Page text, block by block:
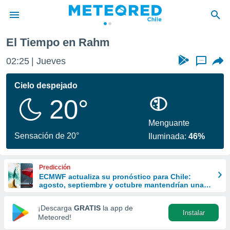
de
por
se
calidad.
a este
las
y
forma
digital
basada
El Tiempo en Rahm
02:25 Jueves ...
Cielo despejado
20°
Sensación de 20°
Menguante
Iluminada:46%
Predicción
ECMWF actualiza su pronóstico para Chile:
agosto, septiembre y octubre mantendrían una
¡Descarga GRATIS la app de
Meteored!
Instalar